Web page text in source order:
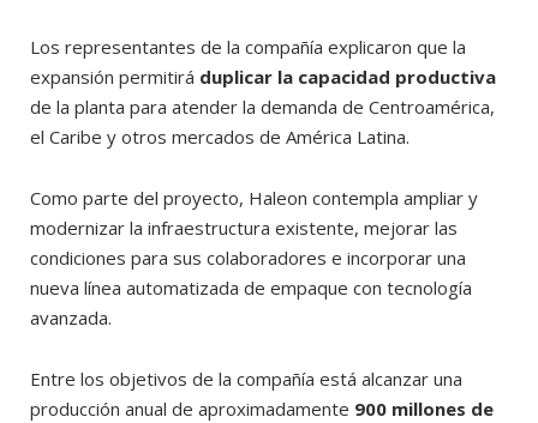
Los representantes de la compañía explicaron que la
expansión permitirá duplicar la capacidad productiva
de la planta para atender la demanda de Centroamérica,
el Caribe y otros mercados de América Latina.
Como parte del proyecto, Haleon contempla ampliar y
modernizar la infraestructura existente, mejorar las
condiciones para sus colaboradores e incorporar una
nueva línea automatizada de empaque con tecnología
avanzada.
Entre los objetivos de la compañía está alcanzar una
producción anual de aproximadamente 900 millones de